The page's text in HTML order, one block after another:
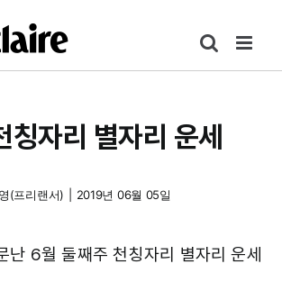
자리 별자리 운세
(프리랜서) 2019년 06월 05일
난 6월 둘째주 천칭자리 별자리 운세